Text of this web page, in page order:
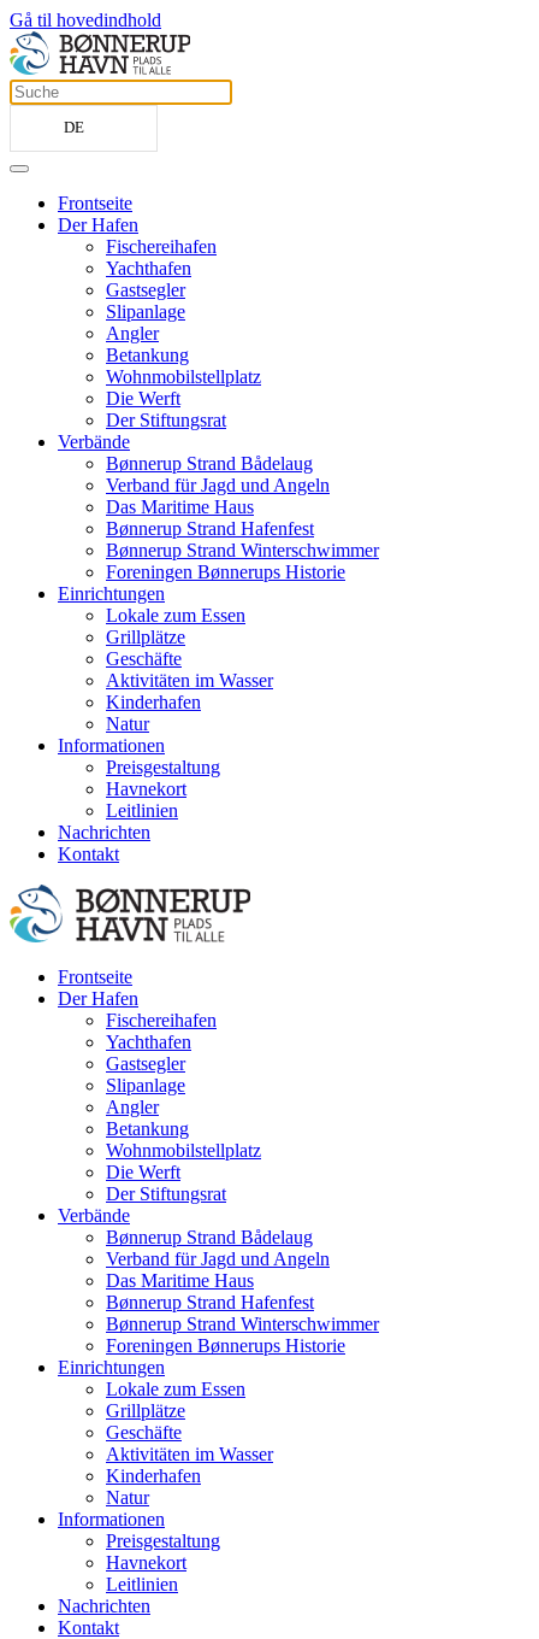
Gå til hovedindhold
DE
Frontseite
Der Hafen
Fischereihafen
Yachthafen
Gastsegler
Slipanlage
Angler
Betankung
Wohnmobilstellplatz
Die Werft
Der Stiftungsrat
Verbände
Bønnerup Strand Bådelaug
Verband für Jagd und Angeln
Das Maritime Haus
Bønnerup Strand Hafenfest
Bønnerup Strand Winterschwimmer
Foreningen Bønnerups Historie
Einrichtungen
Lokale zum Essen
Grillplätze
Geschäfte
Aktivitäten im Wasser
Kinderhafen
Natur
Informationen
Preisgestaltung
Havnekort
Leitlinien
Nachrichten
Kontakt
Frontseite
Der Hafen
Fischereihafen
Yachthafen
Gastsegler
Slipanlage
Angler
Betankung
Wohnmobilstellplatz
Die Werft
Der Stiftungsrat
Verbände
Bønnerup Strand Bådelaug
Verband für Jagd und Angeln
Das Maritime Haus
Bønnerup Strand Hafenfest
Bønnerup Strand Winterschwimmer
Foreningen Bønnerups Historie
Einrichtungen
Lokale zum Essen
Grillplätze
Geschäfte
Aktivitäten im Wasser
Kinderhafen
Natur
Informationen
Preisgestaltung
Havnekort
Leitlinien
Nachrichten
Kontakt